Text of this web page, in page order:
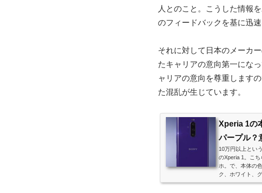
人とのこと。こうした情報
のフィードバックを基に迅
それに対して日本のメーカ
たキャリアの意向第一にな
ャリアの意向を尊重します
た混乱が生じています。
Xperia 1の
パープル？
10万円以上とい
のXperia 1。こ
ホ。で、本体の
ク、ホワイト、